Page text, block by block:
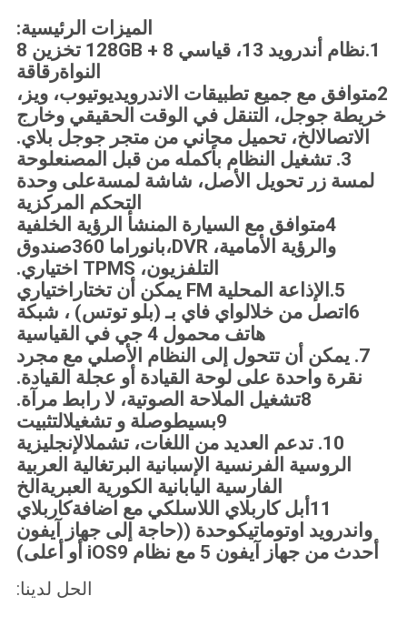
الميزات الرئيسية:
1.
نظام أندرويد 13، قياسي 8 + 128GB تخزين 8
النواةرقاقة
2متوافق مع جميع تطبيقات الاندرويد
يوتيوب، ويز،
خريطة جوجل، التنقل في الوقت الحقيقي وخارج
الاتصالالخ، تحميل مجاني من متجر جوجل بلاي.
3. تشغيل النظام بأكمله من قبل المصنع
لوحة
لمسة زر تحويل الأصل، شاشة لمسةعلى وحدة
التحكم المركزية
4متوافق مع السيارة المنشأ الرؤية الخلفية
والرؤية الأمامية، DVR،
بانوراما 360
صندوق
التلفزيون، TPMS اختياري.
5. الإذاعة المحلية FM يمكن أن تختار
اختياري
6اتصل من خلال
واي فاي بـ (بلو توتس) ، شبكة
هاتف محمول 4 جي في القياسية
7. يمكن أن تتحول إلى النظام الأصلي مع مجرد
نقرة واحدة على لوحة القيادة أو عجلة القيادة.
8تشغيل الملاحة الصوتية، لا رابط مرآة.
9بسيط
وصلة و تشغيلالتثبيت
10. تدعم العديد من اللغات، تشمل
الإنجليزية
الروسية الفرنسية الإسبانية البرتغالية العربية
الفارسية اليابانية الكورية العبرية الخ
11أبل كاربلاي اللاسلكي مع اضافة
كاربلاي
واندرويد اوتوماتيكوحدة ((حاجة إلى جهاز آيفون
أحدث من جهاز آيفون 5 مع نظام iOS9 أو أعلى)
الحل لدينا: